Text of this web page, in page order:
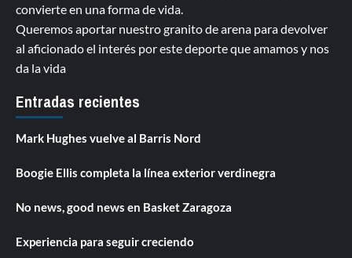
convierte en una forma de vida.
Queremos aportar nuestro granito de arena para devolver
al aficionado el interés por este deporte que amamos y nos
da la vida
Entradas recientes
Mark Hughes vuelve al Barris Nord
Boogie Ellis completa la línea exterior verdinegra
No news, good news en Basket Zaragoza
Experiencia para seguir creciendo